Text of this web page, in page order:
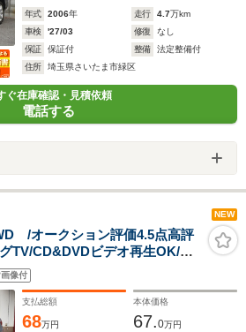
年式 2006年 走行 4.7万km
車検
'27/03 修復
なし
保証
保証付 整備
法定整備付
住所
埼玉県さいたま市緑区
ぐ在庫確認・見積依頼
電話する
NEW
/オークション評価4.5点高評
TV/CD&DVDビデオ再生OK/バ
7速CVT/純正アルミ/ワンオーナ
ン
像付
支払総額
68万円
本体価格
67.0万円